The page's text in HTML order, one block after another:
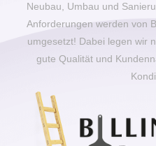
Neubau, Umbau und
Anforderungen werden von
umgesetzt! Dabei legen wir
gute Qualität und